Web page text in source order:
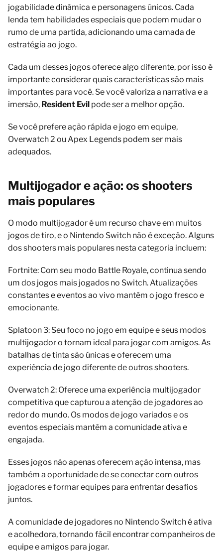
jogabilidade dinâmica e personagens únicos. Cada
lenda tem habilidades especiais que podem mudar o
rumo de uma partida, adicionando uma camada de
estratégia ao jogo.
Cada um desses jogos oferece algo diferente, por isso é
importante considerar quais características são mais
importantes para você. Se você valoriza a narrativa e a
imersão, Resident Evil pode ser a melhor opção.
Se você prefere ação rápida e jogo em equipe,
Overwatch 2 ou Apex Legends podem ser mais
adequados.
Multijogador e ação: os shooters
mais populares
O modo multijogador é um recurso chave em muitos
jogos de tiro, e o Nintendo Switch não é exceção. Alguns
dos shooters mais populares nesta categoria incluem:
Fortnite: Com seu modo Battle Royale, continua sendo
um dos jogos mais jogados no Switch. Atualizações
constantes e eventos ao vivo mantêm o jogo fresco e
emocionante.
Splatoon 3: Seu foco no jogo em equipe e seus modos
multijogador o tornam ideal para jogar com amigos. As
batalhas de tinta são únicas e oferecem uma
experiência de jogo diferente de outros shooters.
Overwatch 2: Oferece uma experiência multijogador
competitiva que capturou a atenção de jogadores ao
redor do mundo. Os modos de jogo variados e os
eventos especiais mantêm a comunidade ativa e
engajada.
Esses jogos não apenas oferecem ação intensa, mas
também a oportunidade de se conectar com outros
jogadores e formar equipes para enfrentar desafios
juntos.
A comunidade de jogadores no Nintendo Switch é ativa
e acolhedora, tornando fácil encontrar companheiros de
equipe e amigos para jogar.